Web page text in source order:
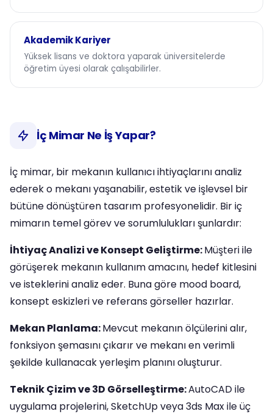
Akademik Kariyer
Yüksek lisans ve doktora yaparak üniversitelerde
öğretim üyesi olarak çalışabilirler.
İç Mimar Ne İş Yapar?
İç mimar, bir mekanın kullanıcı ihtiyaçlarını analiz
ederek o mekanı yaşanabilir, estetik ve işlevsel bir
bütüne dönüştüren tasarım profesyonelidir. Bir iç
mimarın temel görev ve sorumlulukları şunlardır:
İhtiyaç Analizi ve Konsept Geliştirme:Müşteri ile
görüşerek mekanın kullanım amacını, hedef kitlesini
ve isteklerini analiz eder. Buna göre mood board,
konsept eskizleri ve referans görseller hazırlar.
Mekan Planlama:Mevcut mekanın ölçülerini alır,
fonksiyon şemasını çıkarır ve mekanı en verimli
şekilde kullanacak yerleşim planını oluşturur.
Teknik Çizim ve 3D Görselleştirme:AutoCAD ile
uygulama projelerini, SketchUp veya 3ds Max ile üç